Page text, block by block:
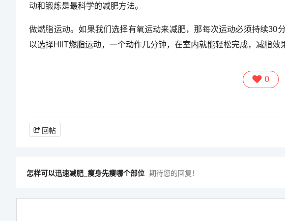
动和锻炼是最科学的减肥方法。
做燃脂运动。如果我们选择有氧运动来减肥，那每次运动必须持续30
以选择HIIT燃脂运动，一个动作几分钟，在室内就能轻松完成，减脂效
0
回帖
怎样可以迅速减肥_瘦身先瘦哪个部位 期待您的回复！